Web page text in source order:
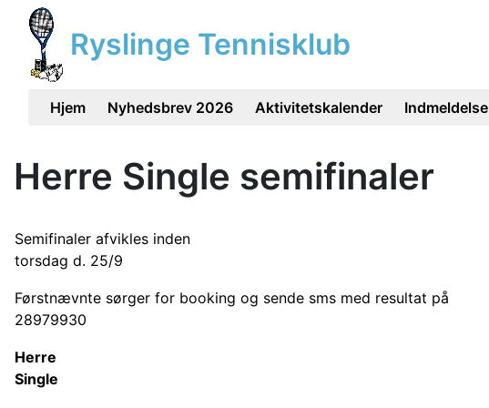
Ryslinge Tennisklub
Hjem Nyhedsbrev 2026 Aktivitetskalender Indmeldelse
Herre Single semifinaler
Semifinaler afvikles inden
torsdag d. 25/9
Førstnævnte sørger for booking og sende sms med resultat på
28979930
Herre
Single